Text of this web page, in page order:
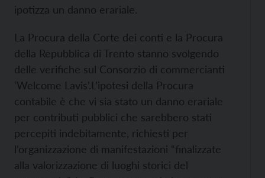
ipotizza un danno erariale.
La Procura della Corte dei conti e la Procura
della Repubblica di Trento stanno svolgendo
delle verifiche sul Consorzio di commercianti
‘Welcome Lavis’.L’ipotesi della Procura
contabile è che vi sia stato un danno erariale
per contributi pubblici che sarebbero stati
percepiti indebitamente, richiesti per
l’organizzazione di manifestazioni “finalizzate
alla valorizzazione di luoghi storici del